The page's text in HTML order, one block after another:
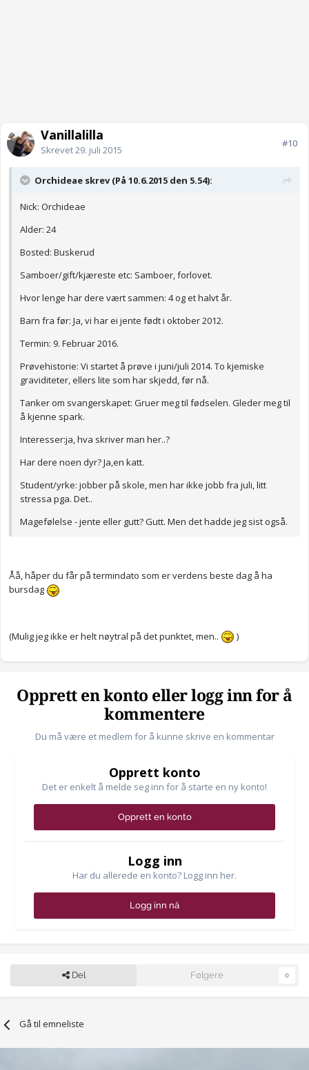
Vanillalilla
Skrevet29. juli 2015
#10
Orchideae skrev (På 10.6.2015 den 5.54):
Nick: Orchideae
Alder: 24
Bosted: Buskerud
Samboer/gift/kjæreste etc: Samboer, forlovet.
Hvor lenge har dere vært sammen: 4 og et halvt år.
Barn fra før: Ja, vi har ei jente født i oktober 2012.
Termin: 9. Februar 2016.
Prøvehistorie: Vi startet å prøve i juni/juli 2014. To kjemiske
graviditeter, ellers lite som har skjedd, før nå.
Tanker om svangerskapet: Gruer meg til fødselen. Gleder meg til
å kjenne spark.
Interesser:ja, hva skriver man her..?
Har dere noen dyr? Ja,en katt.
Student/yrke: jobber på skole, men har ikke jobb fra juli, litt
stressa pga. Det..
Magefølelse - jente eller gutt? Gutt. Men det hadde jeg sist også.
Åå, håper du får på termindato som er verdens beste dag å ha
bursdag
(Mulig jeg ikke er helt nøytral på det punktet, men.. )
Opprett en konto eller logg inn for å
kommentere
Du må være et medlem for å kunne skrive en kommentar
Opprett konto
Det er enkelt å melde seg inn for å starte en ny konto!
Opprett en konto
Logg inn
Har du allerede en konto? Logg inn her.
Logg inn nå
Del Følgere 0
Gå til emneliste